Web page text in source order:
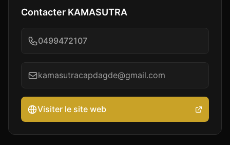
Contacter KAMASUTRA
0499472107
kamasutracapdagde@gmail.com
Visiter le site web